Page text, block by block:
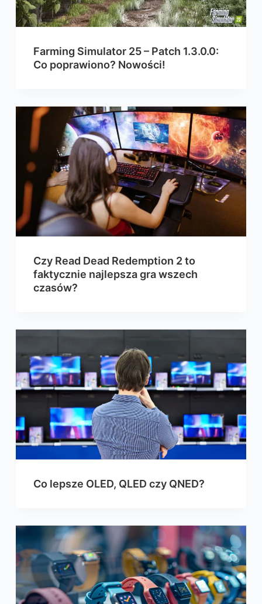
Farming Simulator 25 – Patch 1.3.0.0:
Co poprawiono? Nowości!
Czy Read Dead Redemption 2 to
faktycznie najlepsza gra wszech
czasów?
Co lepsze OLED, QLED czy QNED?